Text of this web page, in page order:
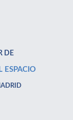
DE
ESPACIO